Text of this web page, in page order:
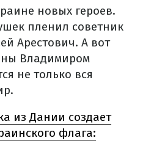
новых героев.
пленил советник
Арестович. А вот
Владимиром
не только вся
из Дании создает
флага: